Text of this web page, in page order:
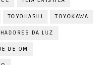
TOYOHASHI TOYOKAWA
DA LUZ
DE OM